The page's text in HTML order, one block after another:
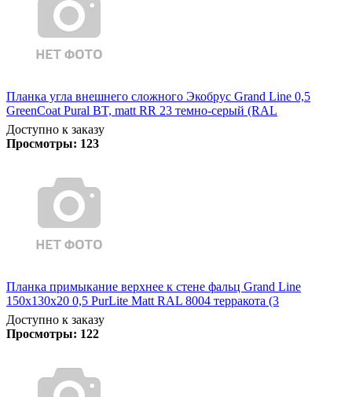
Планка угла внешнего сложного Экобрус Grand Line 0,5
GreenCoat Pural BT, matt RR 23 темно-серый (RAL
Доступно к заказу
Просмотры: 123
Планка примыкание верхнее к стене фальц Grand Line
150х130х20 0,5 PurLite Matt RAL 8004 терракота (3
Доступно к заказу
Просмотры: 122